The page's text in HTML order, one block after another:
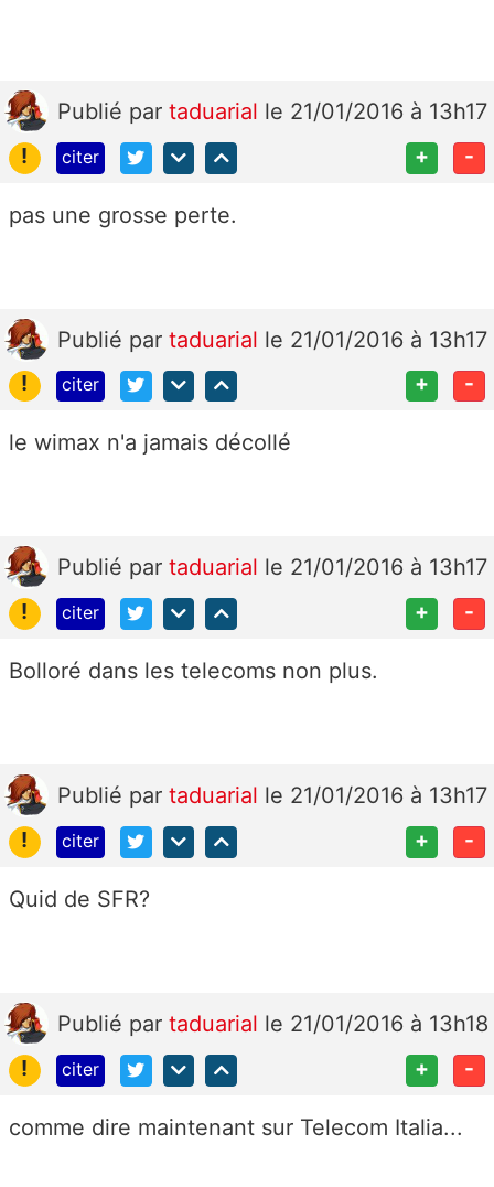
Publié par taduarial le 21/01/2016 à 13h17
!
citer + -
pas une grosse perte.
Publié par taduarial le 21/01/2016 à 13h17
!
citer + -
le wimax n'a jamais décollé
Publié par taduarial le 21/01/2016 à 13h17
!
citer + -
Bolloré dans les telecoms non plus.
Publié par taduarial le 21/01/2016 à 13h17
!
citer + -
Quid de SFR?
Publié par taduarial le 21/01/2016 à 13h18
!
citer + -
comme dire maintenant sur Telecom Italia...